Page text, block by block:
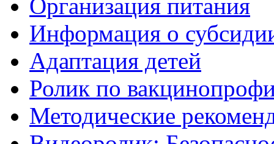
Организация питания
Информация о
Адаптация детей
Ролик по
Методические